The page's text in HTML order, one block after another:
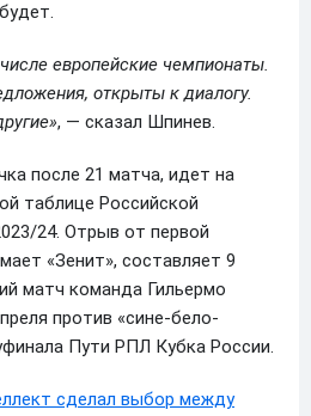
европейские чемпионаты.
открыты к диалогу.
, — сказал Шпинев.
после 21 матча, идет на
таблице Российской
24. Отрыв от первой
«Зенит», составляет 9
матч команда Гильермо
против «сине-бело-
Пути РПЛ Кубка России.
сделал выбор между